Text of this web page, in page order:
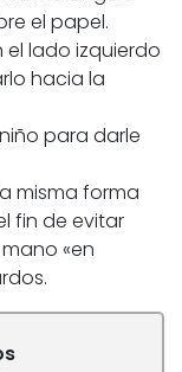
el papel.
lado izquierdo
hacia la
para darle
misma forma
fin de evitar
«en